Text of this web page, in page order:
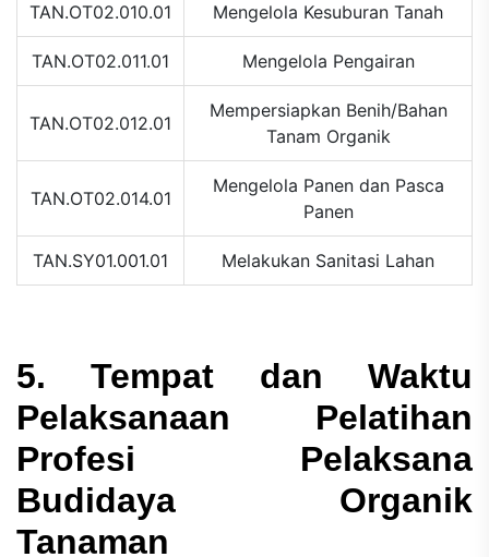
TAN.OT02.010.01 Mengelola Kesuburan Tanah
TAN.OT02.011.01 Mengelola Pengairan
TAN.OT02.012.01
Mempersiapkan Benih/Bahan
Tanam Organik
TAN.OT02.014.01
Mengelola Panen dan Pasca
Panen
TAN.SY01.001.01 Melakukan Sanitasi Lahan
5. Tempat dan Waktu
Pelaksanaan Pelatihan
Profesi Pelaksana
Budidaya Organik
Tanaman